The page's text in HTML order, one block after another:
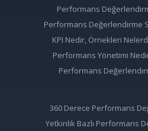
Performans
Performans Değerlendirme
KPI Nedir, Örnekleri
Performans Yönetimi
Performans
360 Derece Performans
Yetkinlik Bazlı Performans